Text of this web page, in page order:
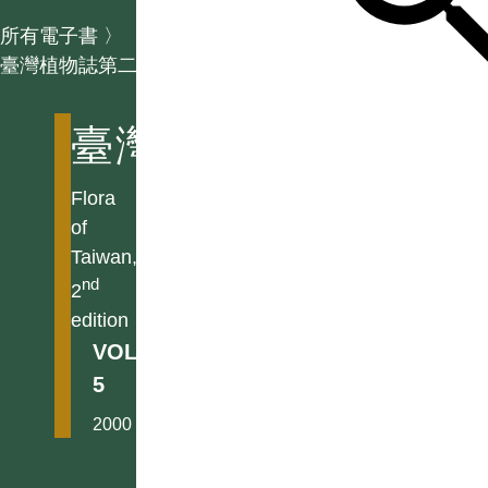
所有電子書 〉
臺灣植物誌第二版
臺灣植物誌第二版
Flora
of
Taiwan,
2nd
edition
VOL.
5
2000